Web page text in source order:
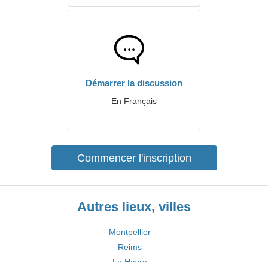
Démarrer la discussion
En Français
Commencer l'inscription
Autres lieux, villes
Montpellier
Reims